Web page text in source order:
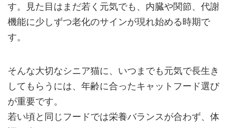
す。見た目はまだ若く元気でも、内臓や関節、代謝
機能に少しずつ老化のサインが現れ始める時期で
す。
そんな大切なシニア猫に、いつまでも元気で長生き
してもらうには、年齢に合ったキャットフード選び
が重要です。
若い頃と同じフードでは栄養バランスが合わず、体